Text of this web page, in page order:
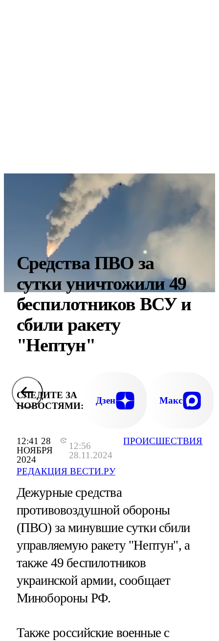
12:41 28
НОЯБРЯ
2024
12:56
28.11.2024
РЕДАКЦИЯ ВЕСТИ.РУ
ПРОИСШЕСТВИЯ
Средства ПВО за
сутки уничтожили 49
беспилотников ВСУ и
сбили ракету
"Нептун"
СЛЕДИТЕ ЗА
НОВОСТЯМИ:
Дзен Макс
Дежурные средства
противовоздушной обороны
(ПВО) за минувшие сутки сбили
управляемую ракету "Нептун", а
также 49 беспилотников
украинской армии, сообщает
Минобороны РФ.
Также российские военные с